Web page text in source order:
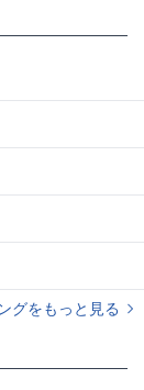
グをもっと見る